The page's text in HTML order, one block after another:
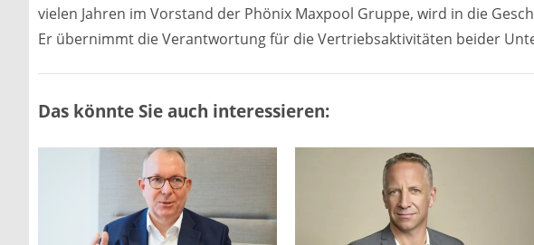
vielen Jahren im Vorstand der Phönix Maxpool Gruppe, wird in die
Er übernimmt die Verantwortung für die Vertriebsaktivitäten beider
Das könnte Sie auch interessieren: